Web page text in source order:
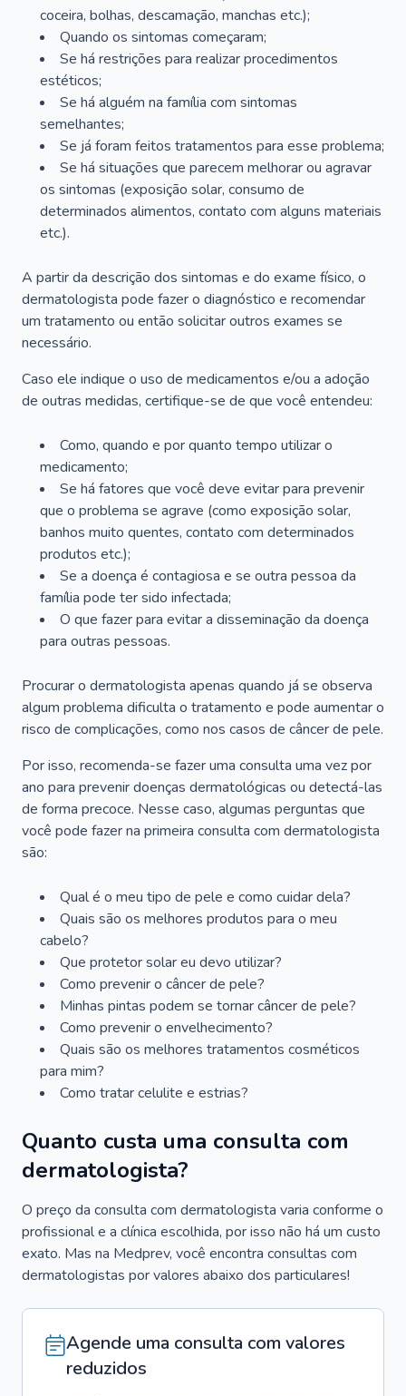
coceira, bolhas, descamação, manchas etc.);
Quando os sintomas começaram;
Se há restrições para realizar procedimentos
estéticos;
Se há alguém na família com sintomas
semelhantes;
Se já foram feitos tratamentos para esse problema;
Se há situações que parecem melhorar ou agravar
os sintomas (exposição solar, consumo de
determinados alimentos, contato com alguns materiais
etc.).
A partir da descrição dos sintomas e do exame físico, o
dermatologista pode fazer o diagnóstico e recomendar
um tratamento ou então solicitar outros exames se
necessário.
Caso ele indique o uso de medicamentos e/ou a adoção
de outras medidas, certifique-se de que você entendeu:
Como, quando e por quanto tempo utilizar o
medicamento;
Se há fatores que você deve evitar para prevenir
que o problema se agrave (como exposição solar,
banhos muito quentes, contato com determinados
produtos etc.);
Se a doença é contagiosa e se outra pessoa da
família pode ter sido infectada;
O que fazer para evitar a disseminação da doença
para outras pessoas.
Procurar o dermatologista apenas quando já se observa
algum problema dificulta o tratamento e pode aumentar o
risco de complicações, como nos casos de câncer de pele.
Por isso, recomenda-se fazer uma consulta uma vez por
ano para prevenir doenças dermatológicas ou detectá-las
de forma precoce. Nesse caso, algumas perguntas que
você pode fazer na primeira consulta com dermatologista
são:
Qual é o meu tipo de pele e como cuidar dela?
Quais são os melhores produtos para o meu
cabelo?
Que protetor solar eu devo utilizar?
Como prevenir o câncer de pele?
Minhas pintas podem se tornar câncer de pele?
Como prevenir o envelhecimento?
Quais são os melhores tratamentos cosméticos
para mim?
Como tratar celulite e estrias?
Quanto custa uma consulta com
dermatologista?
O preço da consulta com dermatologista varia conforme o
profissional e a clínica escolhida, por isso não há um custo
exato. Mas na Medprev, você encontra consultas com
dermatologistas por valores abaixo dos particulares!
Agende uma consulta com valores
reduzidos